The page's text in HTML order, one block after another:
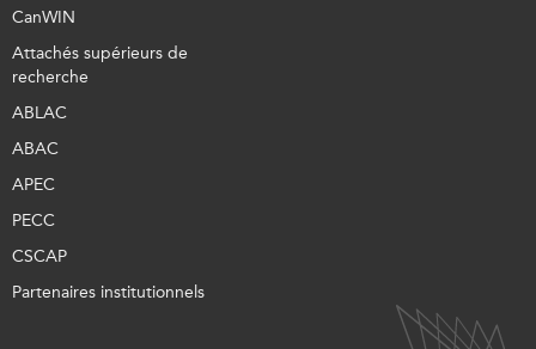
CanWIN
Attachés supérieurs de
recherche
ABLAC
ABAC
APEC
PECC
CSCAP
Partenaires institutionnels